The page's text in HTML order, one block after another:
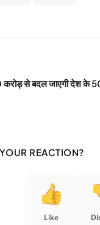
से बदल जाएगी देश के
REACTION?
Like